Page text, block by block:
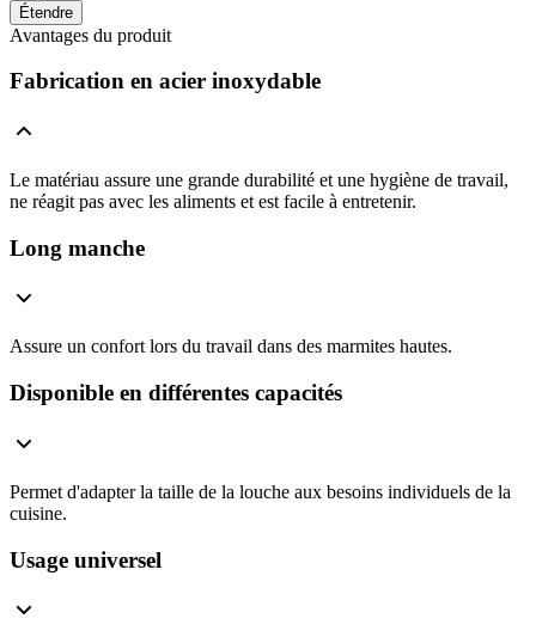
Étendre
Avantages du produit
Fabrication en acier inoxydable
Le matériau assure une grande durabilité et une hygiène de travail,
ne réagit pas avec les aliments et est facile à entretenir.
Long manche
Assure un confort lors du travail dans des marmites hautes.
Disponible en différentes capacités
Permet d'adapter la taille de la louche aux besoins individuels de la
cuisine.
Usage universel